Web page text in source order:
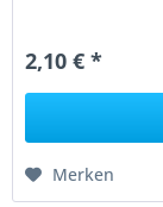
2,10 € *
Merken